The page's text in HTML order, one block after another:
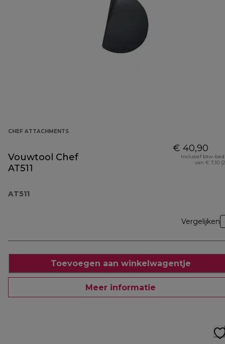
CHEF ATTACHMENTS
Vouwtool Chef
AT511
AT511
€ 40,90
Inclusief btw-
van € 7,10
Vergelijken
Toevoegen aan winkelwagentje
Meer informatie